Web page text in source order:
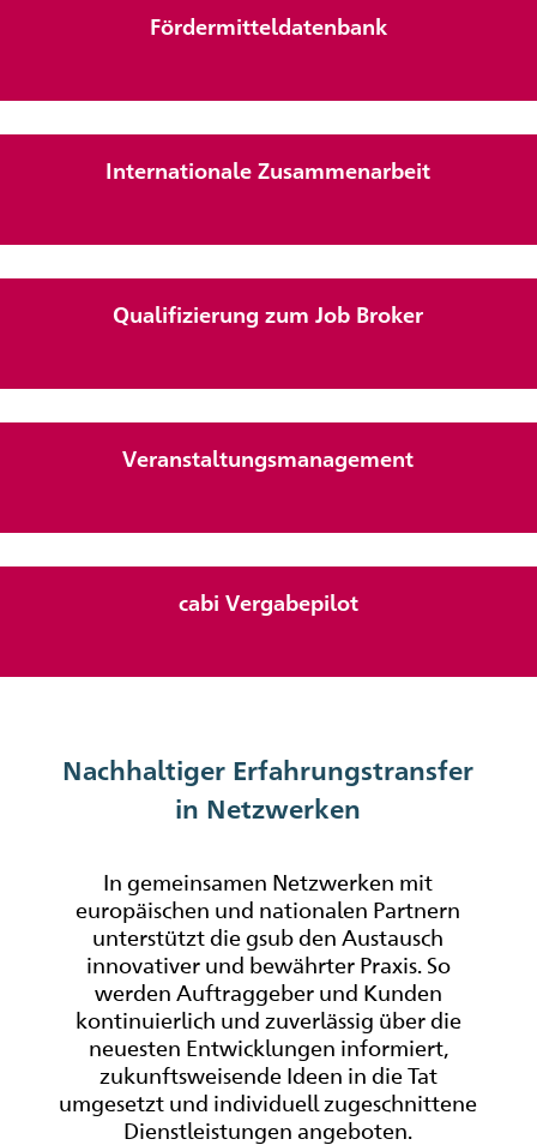
Fördermitteldatenbank
Internationale Zusammenarbeit
Qualifizierung zumJob Broker
Veranstaltungsmanagement
cabi Vergabepilot
Nachhaltiger Erfahrungstransfer
in Netzwerken
In gemeinsamen Netzwerken mit
europäischen und nationalen Partnern
unterstützt die gsub den Austausch
innovativer und bewährter Praxis. So
werden Auftraggeber und Kunden
kontinuierlich und zuverlässig über die
neuesten Entwicklungen informiert,
zukunftsweisende Ideen in die Tat
umgesetzt und individuell zugeschnittene
Dienstleistungen angeboten.